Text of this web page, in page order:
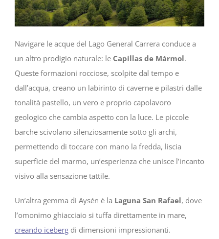
Navigare le acque del Lago General Carrera conduce a
un altro prodigio naturale: le Capillas de Mármol.
Queste formazioni rocciose, scolpite dal tempo e
dall’acqua, creano un labirinto di caverne e pilastri dalle
tonalità pastello, un vero e proprio capolavoro
geologico che cambia aspetto con la luce. Le piccole
barche scivolano silenziosamente sotto gli archi,
permettendo di toccare con mano la fredda, liscia
superficie del marmo, un’esperienza che unisce l’incanto
visivo alla sensazione tattile.
Un’altra gemma di Aysén è la Laguna San Rafael, dove
l’omonimo ghiacciaio si tuffa direttamente in mare,
creando iceberg di dimensioni impressionanti.